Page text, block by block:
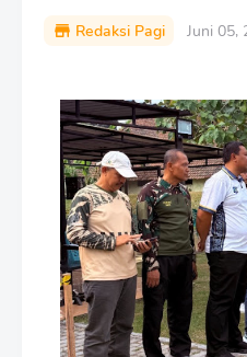
Redaksi Pagi Juni 05,